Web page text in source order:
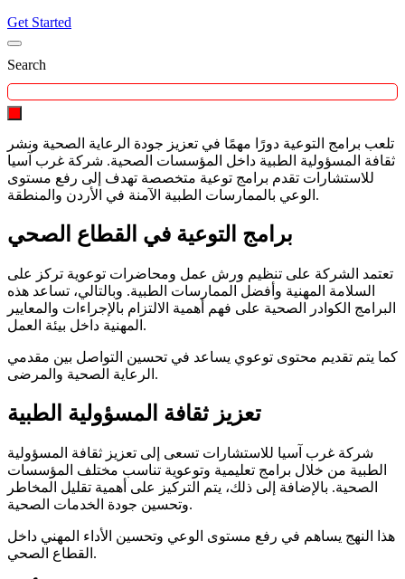
Get Started
Search
تلعب برامج التوعية دورًا مهمًا في تعزيز جودة الرعاية الصحية ونشر
ثقافة المسؤولية الطبية داخل المؤسسات الصحية. شركة غرب آسيا
للاستشارات تقدم برامج توعية متخصصة تهدف إلى رفع مستوى
الوعي بالممارسات الطبية الآمنة في الأردن والمنطقة.
برامج التوعية في القطاع الصحي
تعتمد الشركة على تنظيم ورش عمل ومحاضرات توعوية تركز على
السلامة المهنية وأفضل الممارسات الطبية. وبالتالي، تساعد هذه
البرامج الكوادر الصحية على فهم أهمية الالتزام بالإجراءات والمعايير
المهنية داخل بيئة العمل.
كما يتم تقديم محتوى توعوي يساعد في تحسين التواصل بين مقدمي
الرعاية الصحية والمرضى.
تعزيز ثقافة المسؤولية الطبية
شركة غرب آسيا للاستشارات تسعى إلى تعزيز ثقافة المسؤولية
الطبية من خلال برامج تعليمية وتوعوية تناسب مختلف المؤسسات
الصحية. بالإضافة إلى ذلك، يتم التركيز على أهمية تقليل المخاطر
وتحسين جودة الخدمات الصحية.
هذا النهج يساهم في رفع مستوى الوعي وتحسين الأداء المهني داخل
القطاع الصحي.